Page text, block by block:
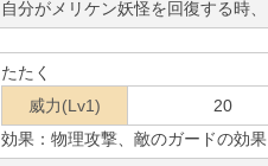
自分がメリケン妖怪を回復する時
たたく
威力(Lv1)
20
効果：物理攻撃、敵のガードの効